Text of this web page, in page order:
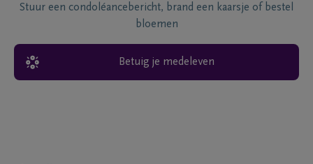
Stuur een condoléancebericht, brand een kaarsje of bestel
bloemen
Betuig je medeleven